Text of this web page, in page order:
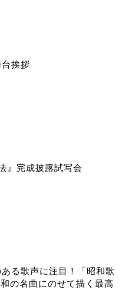
台挨拶
』完成披露試写会
る歌声に注目！「昭和歌
の名曲にのせて描く最高